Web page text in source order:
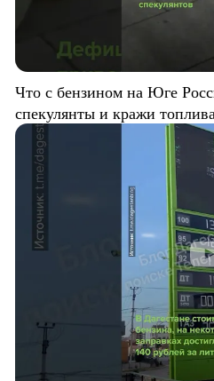
Что с бензином на Юге
спекулянты и кражи